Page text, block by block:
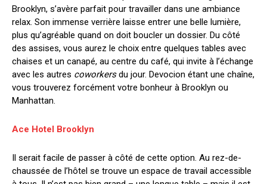
Brooklyn, s’avère parfait pour travailler dans une ambiance
relax. Son immense verrière laisse entrer une belle lumière,
plus qu’agréable quand on doit boucler un dossier. Du côté
des assises, vous aurez le choix entre quelques tables avec
chaises et un canapé, au centre du café, qui invite à l’échange
avec les autres coworkersdu jour. Devocion étant une chaîne,
vous trouverez forcément votre bonheur à Brooklyn ou
Manhattan.
Ace Hotel Brooklyn
Il serait facile de passer à côté de cette option. Au rez-de-
chaussée de l’hôtel se trouve un espace de travail accessible